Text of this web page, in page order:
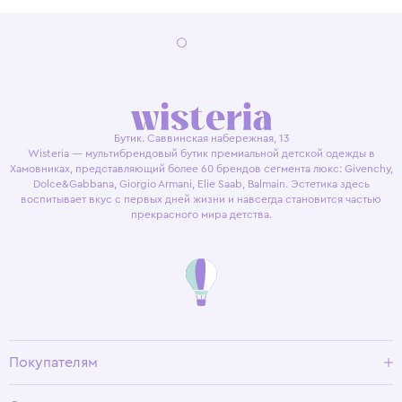
Бутик. Саввинская набережная, 13
Wisteria — мультибрендовый бутик премиальной детской одежды в
Хамовниках, представляющий более 60 брендов сегмента люкс: Givenchy,
Dolce&Gabbana, Giorgio Armani, Elie Saab, Balmain. Эстетика здесь
воспитывает вкус с первых дней жизни и навсегда становится частью
прекрасного мира детства.
Покупателям